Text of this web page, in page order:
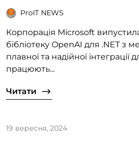
ProIT NEWS
Корпорація Microsoft
бібліотеку OpenAI для .NET з
плавної та надійної інтеграції
працюють...
Читати
19 вересня, 2024